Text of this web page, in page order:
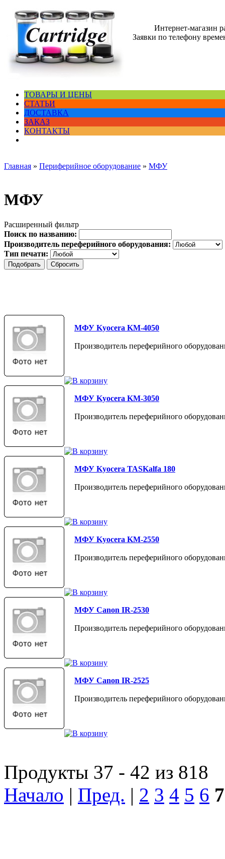
Интернет-магазин
Заявки по телефону
ТОВАРЫ И ЦЕНЫ
СТАТЬИ
ДОСТАВКА
ЗАКАЗ
КОНТАКТЫ
Главная » Периферийное оборудование » МФУ
МФУ
Расширенный фильтр
Поиск по названию:
Производитель переферийного оборудования:
Тип печати:
МФУ Kyocera KM-4050
Производитель переферийного
МФУ Kyocera KM-3050
Производитель переферийного
МФУ Kyocera TASKalfa 180
Производитель переферийного
МФУ Kyocera KM-2550
Производитель переферийного
МФУ Canon IR-2530
Производитель переферийного
МФУ Canon IR-2525
Производитель переферийного
Продукты 37 - 42 из 818
Начало | Пред. | 2 3 4 5 6 7